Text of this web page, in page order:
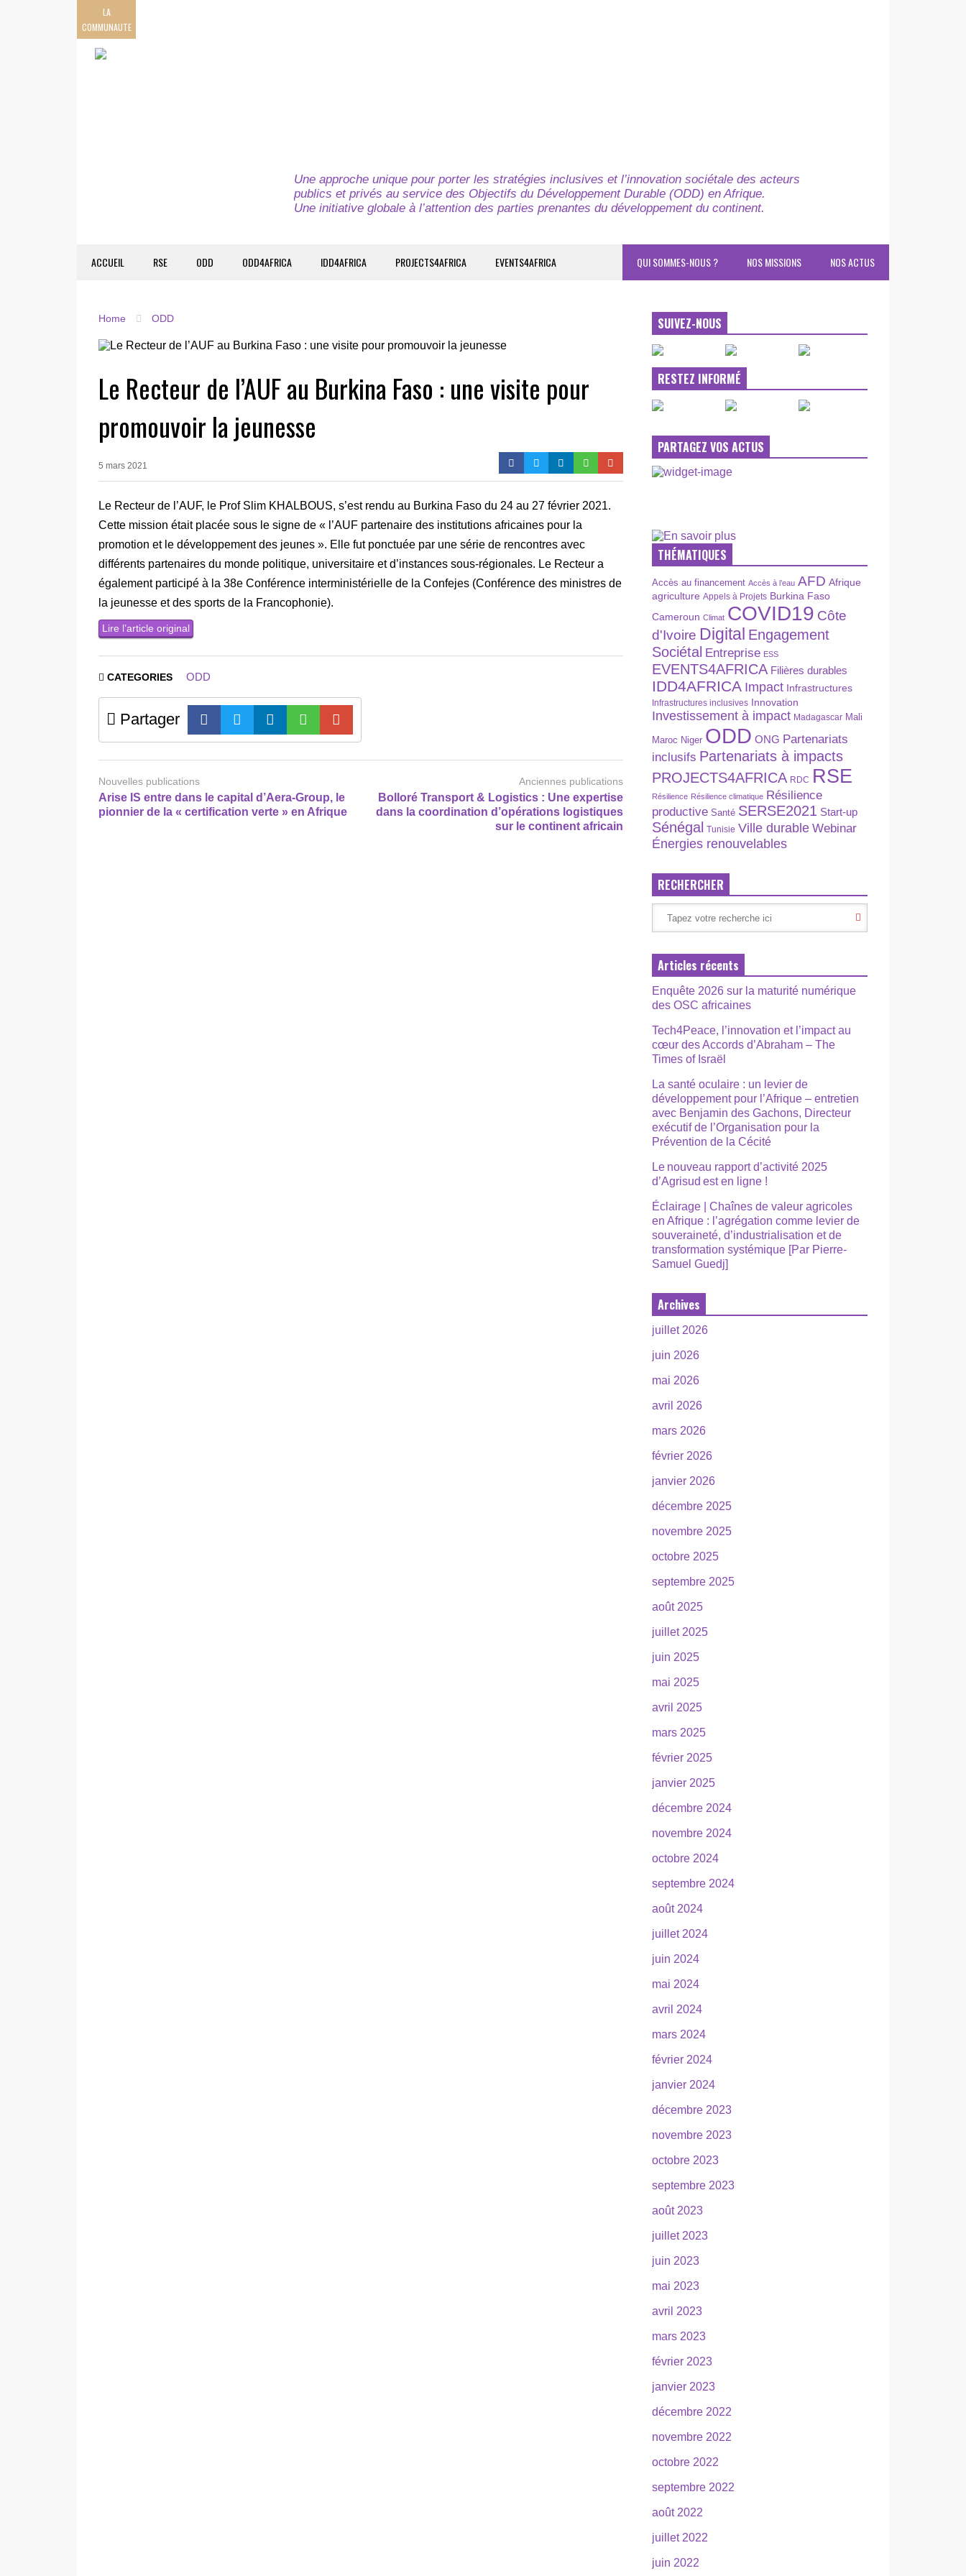
LA
COMMUNAUTE
Une approche unique pour porter les stratégies inclusives et l’innovation sociétale des acteurs
publics et privés au service des Objectifs du Développement Durable (ODD) en Afrique.
Une initiative globale à l’attention des parties prenantes du développement du continent.
ACCUEIL RSE ODD ODD4AFRICA IDD4AFRICA PROJECTS4AFRICA EVENTS4AFRICA NOS ACTUS
NOS MISSIONS
QUI SOMMES-NOUS ?
Home ODD
Le Recteur de l’AUF au Burkina Faso : une visite pour
promouvoir la jeunesse
5 mars 2021
Le Recteur de l’AUF, le Prof Slim KHALBOUS, s’est rendu au Burkina Faso du 24 au 27 février 2021.
Cette mission était placée sous le signe de « l’AUF partenaire des institutions africaines pour la
promotion et le développement des jeunes ». Elle fut ponctuée par une série de rencontres avec
différents partenaires du monde politique, universitaire et d’instances sous-régionales. Le Recteur a
également participé à la 38e Conférence interministérielle de la Confejes (Conférence des ministres de
la jeunesse et des sports de la Francophonie).
Lire l’article original
CATEGORIES ODD
Partager
Nouvelles publications
Arise IS entre dans le capital d’Aera-Group, le
pionnier de la « certification verte » en Afrique
Anciennes publications
Bolloré Transport & Logistics : Une expertise
dans la coordination d’opérations logistiques
sur le continent africain
SUIVEZ-NOUS
RESTEZ INFORMÉ
PARTAGEZ VOS ACTUS
THÉMATIQUES
Accès au financement Accès à l’eau AFD Afrique
agriculture Appels à Projets Burkina Faso
Cameroun Climat COVID19 Côte
d'Ivoire Digital Engagement
Sociétal Entreprise ESS
EVENTS4AFRICA Filières durables
IDD4AFRICA Impact Infrastructures
Infrastructures inclusives Innovation
Investissement à impact Madagascar Mali
Maroc Niger ODD ONG Partenariats
inclusifs Partenariats à impacts
PROJECTS4AFRICA RDC RSE
Résilience Résilience climatique Résilience
productive Santé SERSE2021 Start-up
Sénégal Tunisie Ville durable Webinar
Énergies renouvelables
RECHERCHER
Articles récents
Enquête 2026 sur la maturité numérique
des OSC africaines
Tech4Peace, l’innovation et l’impact au
cœur des Accords d’Abraham – The
Times of Israël
La santé oculaire : un levier de
développement pour l’Afrique – entretien
avec Benjamin des Gachons, Directeur
exécutif de l’Organisation pour la
Prévention de la Cécité
Le nouveau rapport d’activité 2025
d’Agrisud est en ligne !
Éclairage | Chaînes de valeur agricoles
en Afrique : l’agrégation comme levier de
souveraineté, d’industrialisation et de
transformation systémique [Par Pierre-
Samuel Guedj]
Archives
juillet 2026
juin 2026
mai 2026
avril 2026
mars 2026
février 2026
janvier 2026
décembre 2025
novembre 2025
octobre 2025
septembre 2025
août 2025
juillet 2025
juin 2025
mai 2025
avril 2025
mars 2025
février 2025
janvier 2025
décembre 2024
novembre 2024
octobre 2024
septembre 2024
août 2024
juillet 2024
juin 2024
mai 2024
avril 2024
mars 2024
février 2024
janvier 2024
décembre 2023
novembre 2023
octobre 2023
septembre 2023
août 2023
juillet 2023
juin 2023
mai 2023
avril 2023
mars 2023
février 2023
janvier 2023
décembre 2022
novembre 2022
octobre 2022
septembre 2022
août 2022
juillet 2022
juin 2022